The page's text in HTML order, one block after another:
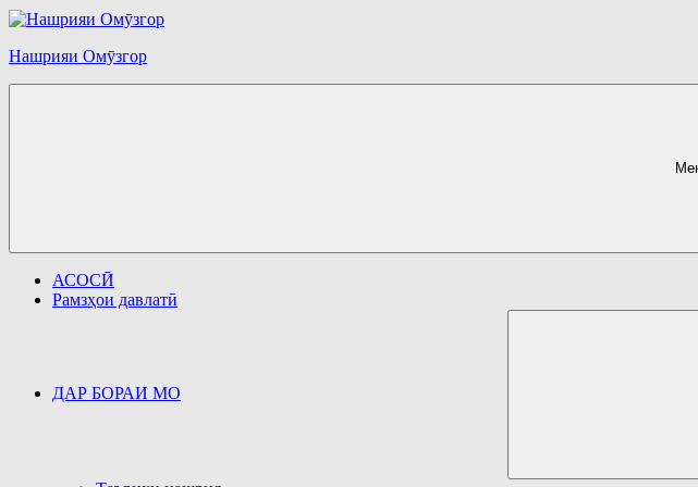
Перейти
содержимому
Нашрияи Омӯзгор
АСОСӢ
Рамзҳои давлатӣ
ДАР БОРАИ МО